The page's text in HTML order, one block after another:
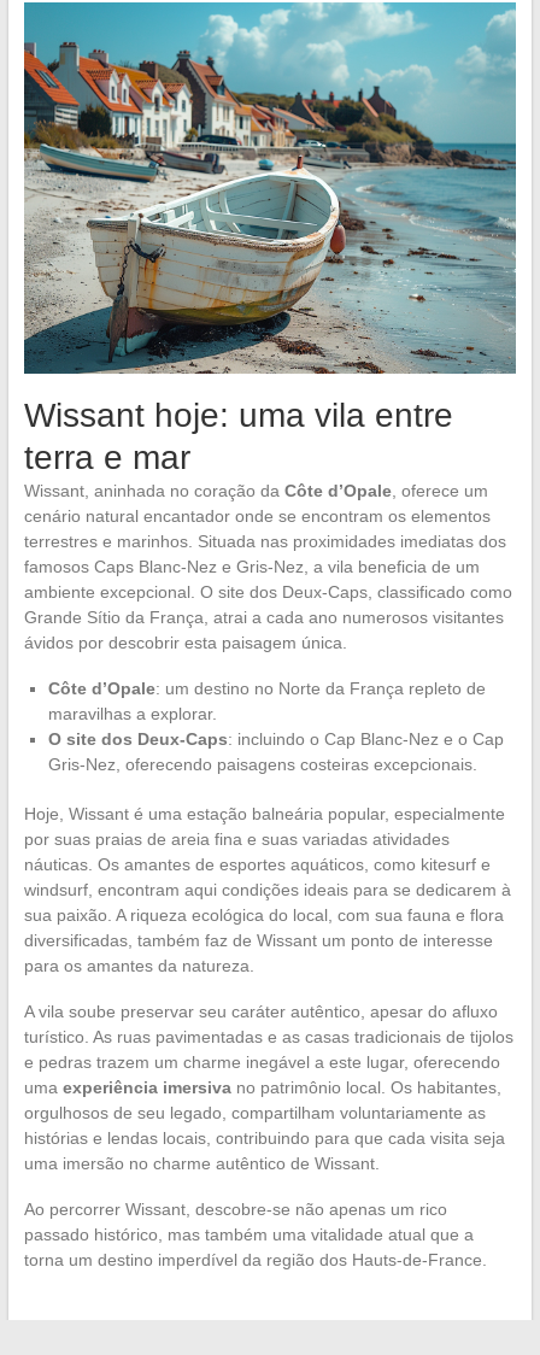
Wissant hoje: uma vila entre
terra e mar
Wissant, aninhada no coração da Côte d’Opale, oferece um
cenário natural encantador onde se encontram os elementos
terrestres e marinhos. Situada nas proximidades imediatas dos
famosos Caps Blanc-Nez e Gris-Nez, a vila beneficia de um
ambiente excepcional. O site dos Deux-Caps, classificado como
Grande Sítio da França, atrai a cada ano numerosos visitantes
ávidos por descobrir esta paisagem única.
Côte d’Opale: um destino no Norte da França repleto de
maravilhas a explorar.
O site dos Deux-Caps: incluindo o Cap Blanc-Nez e o Cap
Gris-Nez, oferecendo paisagens costeiras excepcionais.
Hoje, Wissant é uma estação balneária popular, especialmente
por suas praias de areia fina e suas variadas atividades
náuticas. Os amantes de esportes aquáticos, como kitesurf e
windsurf, encontram aqui condições ideais para se dedicarem à
sua paixão. A riqueza ecológica do local, com sua fauna e flora
diversificadas, também faz de Wissant um ponto de interesse
para os amantes da natureza.
A vila soube preservar seu caráter autêntico, apesar do afluxo
turístico. As ruas pavimentadas e as casas tradicionais de tijolos
e pedras trazem um charme inegável a este lugar, oferecendo
uma experiência imersivano patrimônio local. Os habitantes,
orgulhosos de seu legado, compartilham voluntariamente as
histórias e lendas locais, contribuindo para que cada visita seja
uma imersão no charme autêntico de Wissant.
Ao percorrer Wissant, descobre-se não apenas um rico
passado histórico, mas também uma vitalidade atual que a
torna um destino imperdível da região dos Hauts-de-France.